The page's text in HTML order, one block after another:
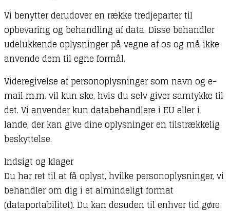
Vi benytter derudover en række tredjeparter til
opbevaring og behandling af data. Disse behandler
udelukkende oplysninger på vegne af os og må ikke
anvende dem til egne formål.
Videregivelse af personoplysninger som navn og e-
mail m.m. vil kun ske, hvis du selv giver samtykke til
det. Vi anvender kun databehandlere i EU eller i
lande, der kan give dine oplysninger en tilstrækkelig
beskyttelse.
Indsigt og klager
Du har ret til at få oplyst, hvilke personoplysninger, vi
behandler om dig i et almindeligt format
(dataportabilitet). Du kan desuden til enhver tid gøre